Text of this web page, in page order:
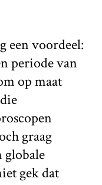
een voordeel:
periode van
op maat
graag
globale
gek dat